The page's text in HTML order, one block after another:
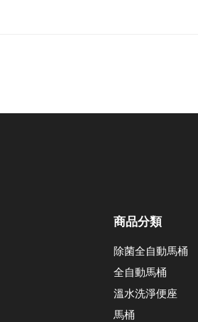
商品分類
除菌全自動馬桶
全自動馬桶
溫水洗淨便座
馬桶